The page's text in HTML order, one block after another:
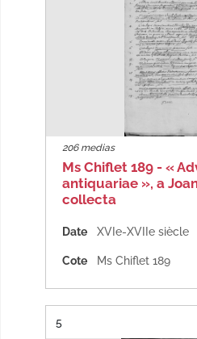
206 medias
Ms Chiflet 189 - «
antiquariae », a
collecta
Date XVIe-XVIIe siècle
Cote Ms Chiflet 189
Résultat n°
5